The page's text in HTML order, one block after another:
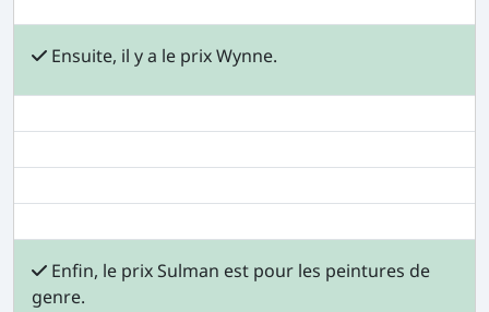
Ensuite, il y a le prix Wynne.
Enfin, le prix Sulman est pour les peintures de
genre.